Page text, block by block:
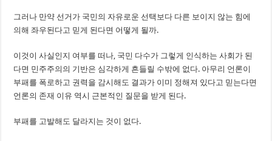
그러나 만약 선거가 국민의 자유로운 선택보다 다른 보이지 않는 힘에
의해 좌우된다고 믿게 된다면 어떻게 될까.
이것이 사실인지 여부를 떠나, 국민 다수가 그렇게 인식하는 사회가 된
다면 민주주의의 기반은 심각하게 흔들릴 수밖에 없다. 아무리 언론이
부패를 폭로하고 권력을 감시해도 결과가 이미 정해져 있다고 믿는다면
언론의 존재 이유 역시 근본적인 질문을 받게 된다.
부패를 고발해도 달라지는 것이 없다.